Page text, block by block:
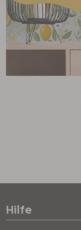
Hilfe